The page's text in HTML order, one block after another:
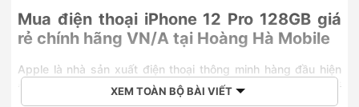
Mua điện thoại iPhone 12 Pro 128GB giá
rẻ chính hãng VN/A tại Hoàng Hà Mobile
Apple là nhà sản xuất điện thoại thông minh hàng đầu hiện
nay. Trong nhiều năm qua, công ty liên tục thống lĩnh thị
trường với doanh số bán khổng lồ và doanh thu kỷ lục. Các
XEM TOÀN BỘ BÀI VIẾT